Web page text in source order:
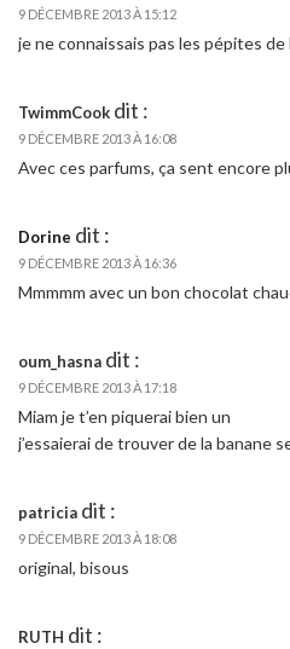
9 DÉCEMBRE 2013 À 15:12
je ne connaissais pas les pépites de
TwimmCook dit :
9 DÉCEMBRE 2013 À 16:08
Avec ces parfums, ça sent encore
Dorine dit :
9 DÉCEMBRE 2013 À 16:36
Mmmmm avec un bon chocolat
oum_hasna dit :
9 DÉCEMBRE 2013 À 17:18
Miam je t’en piquerai bien un
j’essaierai de trouver de la banane
patricia dit :
9 DÉCEMBRE 2013 À 18:08
original, bisous
RUTH dit :